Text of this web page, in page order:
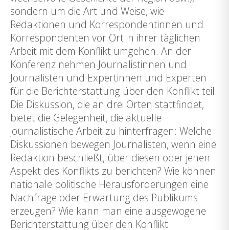
sondern um die Art und Weise, wie
Redaktionen und Korrespondentinnen und
Korrespondenten vor Ort in ihrer täglichen
Arbeit mit dem Konflikt umgehen. An der
Konferenz nehmen Journalistinnen und
Journalisten und Expertinnen und Experten
für die Berichterstattung über den Konflikt teil.
Die Diskussion, die an drei Orten stattfindet,
bietet die Gelegenheit, die aktuelle
journalistische Arbeit zu hinterfragen: Welche
Diskussionen bewegen Journalisten, wenn eine
Redaktion beschließt, über diesen oder jenen
Aspekt des Konflikts zu berichten? Wie können
nationale politische Herausforderungen eine
Nachfrage oder Erwartung des Publikums
erzeugen? Wie kann man eine ausgewogene
Berichterstattung über den Konflikt